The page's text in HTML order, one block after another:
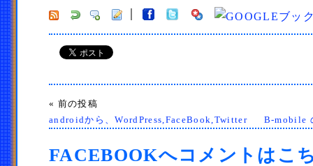
« 前の投稿
androidから、WordPress,FaceBook,Twitter
B-mobile
FACEBOOKへコメントはこ